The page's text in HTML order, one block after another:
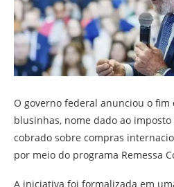
O governo federal anunciou o fim
blusinhas, nome dado ao
cobrado sobre compras
por meio do programa Remessa
A iniciativa foi formalizada em